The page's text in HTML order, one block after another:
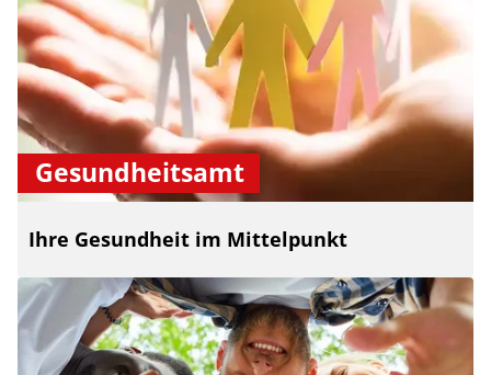
Gesundheitsamt
Ihre Gesundheit im Mittelpunkt